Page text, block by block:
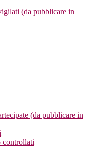
(da pubblicare in
(da pubblicare in
controllati